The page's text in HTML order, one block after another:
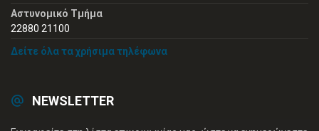
Αστυνομικό Τμήμα
22880 21100
Δείτε όλα τα χρήσιμα τηλέφωνα
NEWSLETTER